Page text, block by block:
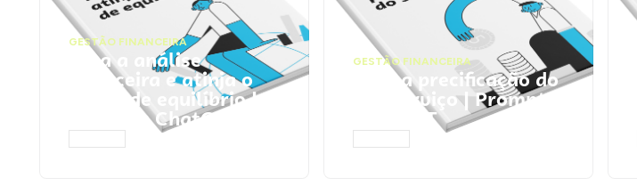
GESTÃO FINANCEIRA
Faça a análise
financeira e atinja o
ponto de equilíbrio |
Prompts ChatGPT
GESTÃO FINANCEIRA
Faça a precificação do
seu serviço | Prompts
ChatGPT